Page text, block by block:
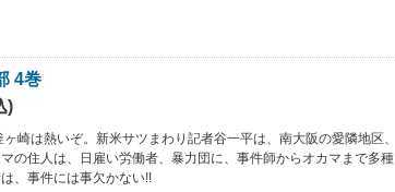
4巻
)
崎は熱いぞ。新米サツまわり記者谷一平は、南大阪の愛隣地区、
の住人は、日雇い労働者、暴力団に、事件師からオカマまで多種
、事件には事欠かない!!